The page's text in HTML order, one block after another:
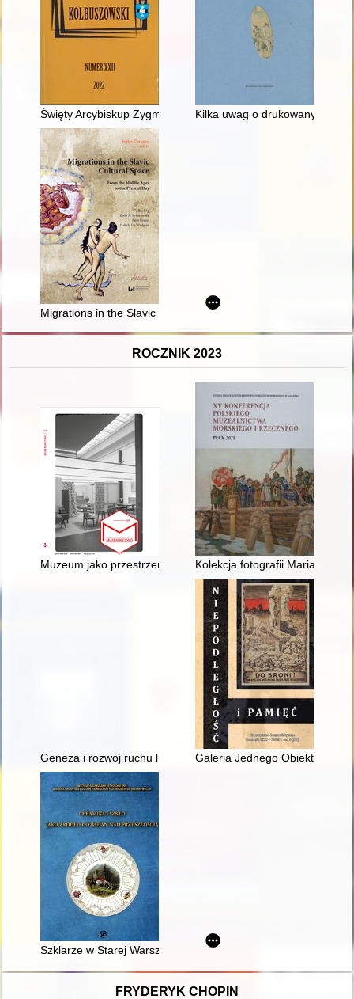
Święty Arcybiskup Zygmunt Szczęsny Feliński : świadek
Kilka uwag o drukowanych
Migrations in the Slavic cultural space : from the middle ages
ROCZNIK 2023
Muzeum jako przestrzeń dla zdrowia i dobrego
Kolekcja fotografii Mariana
Geneza i rozwój ruchu ludowego w powiecie brzozowskim od
Galeria Jednego Obiektu :
Szklarze w Starej Warszawie od schyłku XV do XVI wieku :
FRYDERYK CHOPIN